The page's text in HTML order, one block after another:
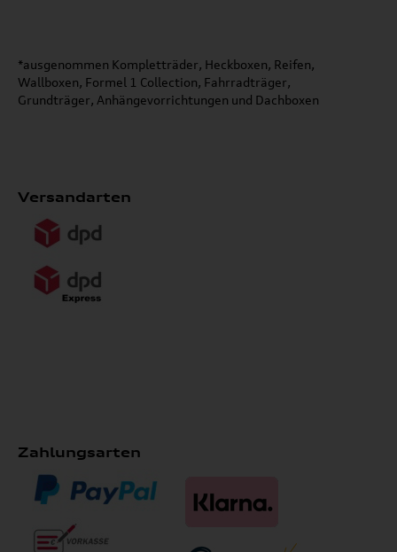
*ausgenommen Kompletträder, Heckboxen, Reifen,
Wallboxen, Formel 1 Collection, Fahrradträger,
Grundträger, Anhängevorrichtungen und Dachboxen
Versandarten
Zahlungsarten